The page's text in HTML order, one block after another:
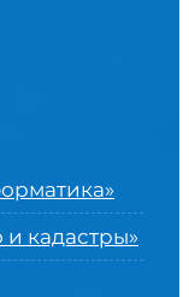
и кадастры»